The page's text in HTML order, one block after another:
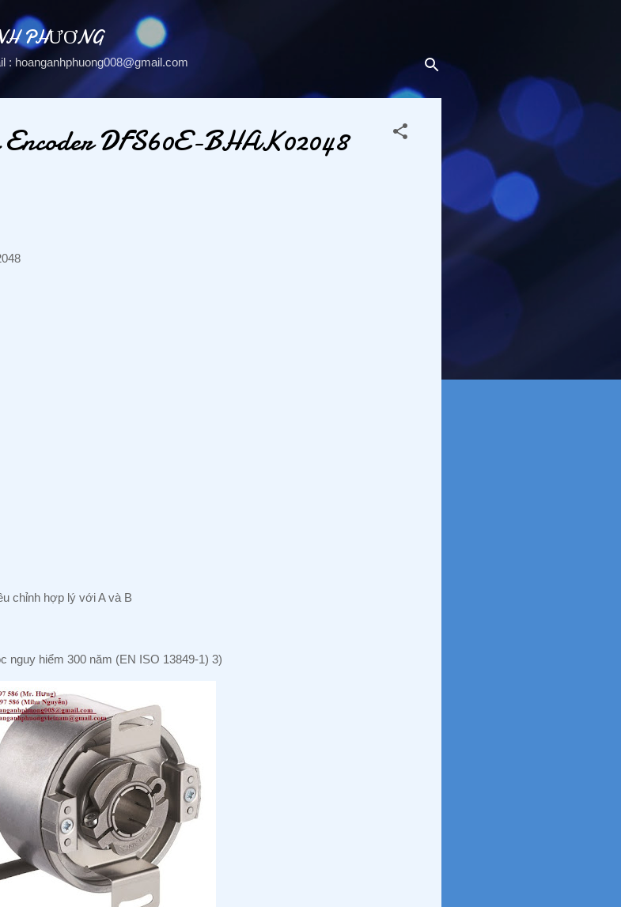
Chuyển đến nội dung chính
PHƯƠNG
: hoanganhphuong008@gmail.com
Encoder DFS60E-BHAK02048
chỉnh hợp lý với A và B
nguy hiểm 300 năm (EN ISO 13849-1) 3)